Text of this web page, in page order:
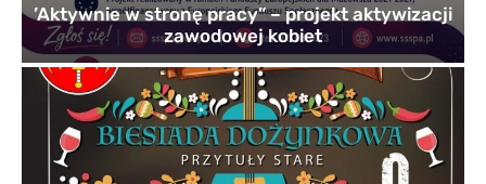
’Aktywnie w stronę pracy” – projekt aktywizacji
zawodowej kobiet